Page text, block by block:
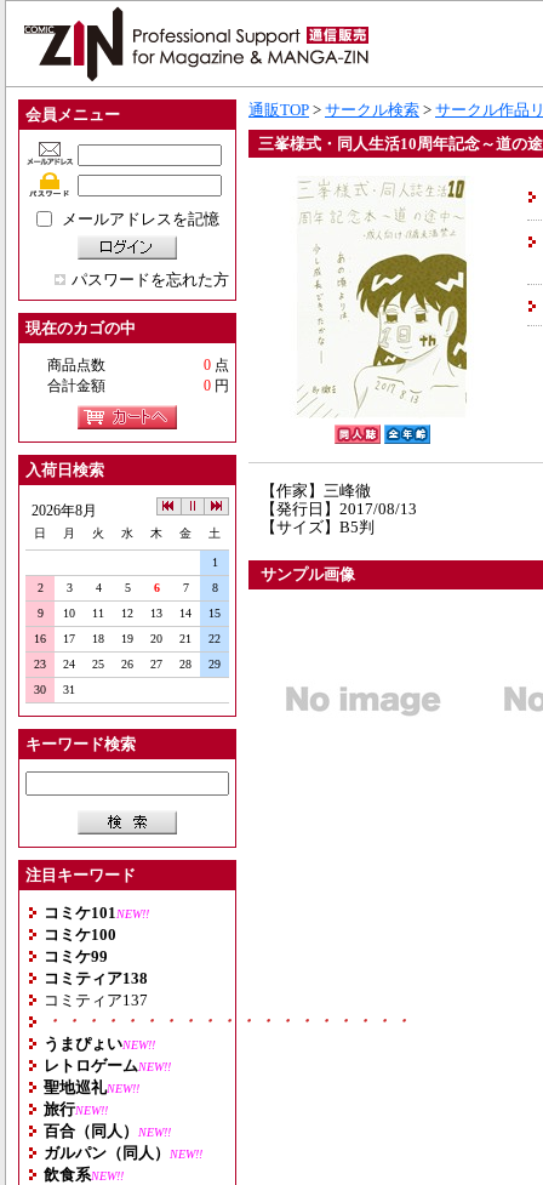
会員メニュー
メールアドレスを記憶
パスワードを忘れた方
現在のカゴの中
商品点数 0 点
合計金額
0 円
入荷日検索
2026年8月
日 月 火 水 木 金 土
1
2
3 4 5 6 7
8
9
10 11 12 13 14
15
16
17 18 19 20 21
22
23
24 25 26 27 28
29
30
31
キーワード検索
注目キーワード
コミケ101 NEW!!
コミケ100
コミケ99
コミティア138
コミティア137
・・・・・・・・・・・・・・・・・・・
うまぴょいNEW!!
レトロゲームNEW!!
聖地巡礼NEW!!
旅行NEW!!
百合（同人） NEW!!
ガルパン（同人） NEW!!
飲食系NEW!!
通販TOP > サークル検索 > サークル作品
三峯様式・同人生活10周年記念～道の
【作家】三峰徹
【発行日】2017/08/13
【サイズ】B5判
サンプル画像